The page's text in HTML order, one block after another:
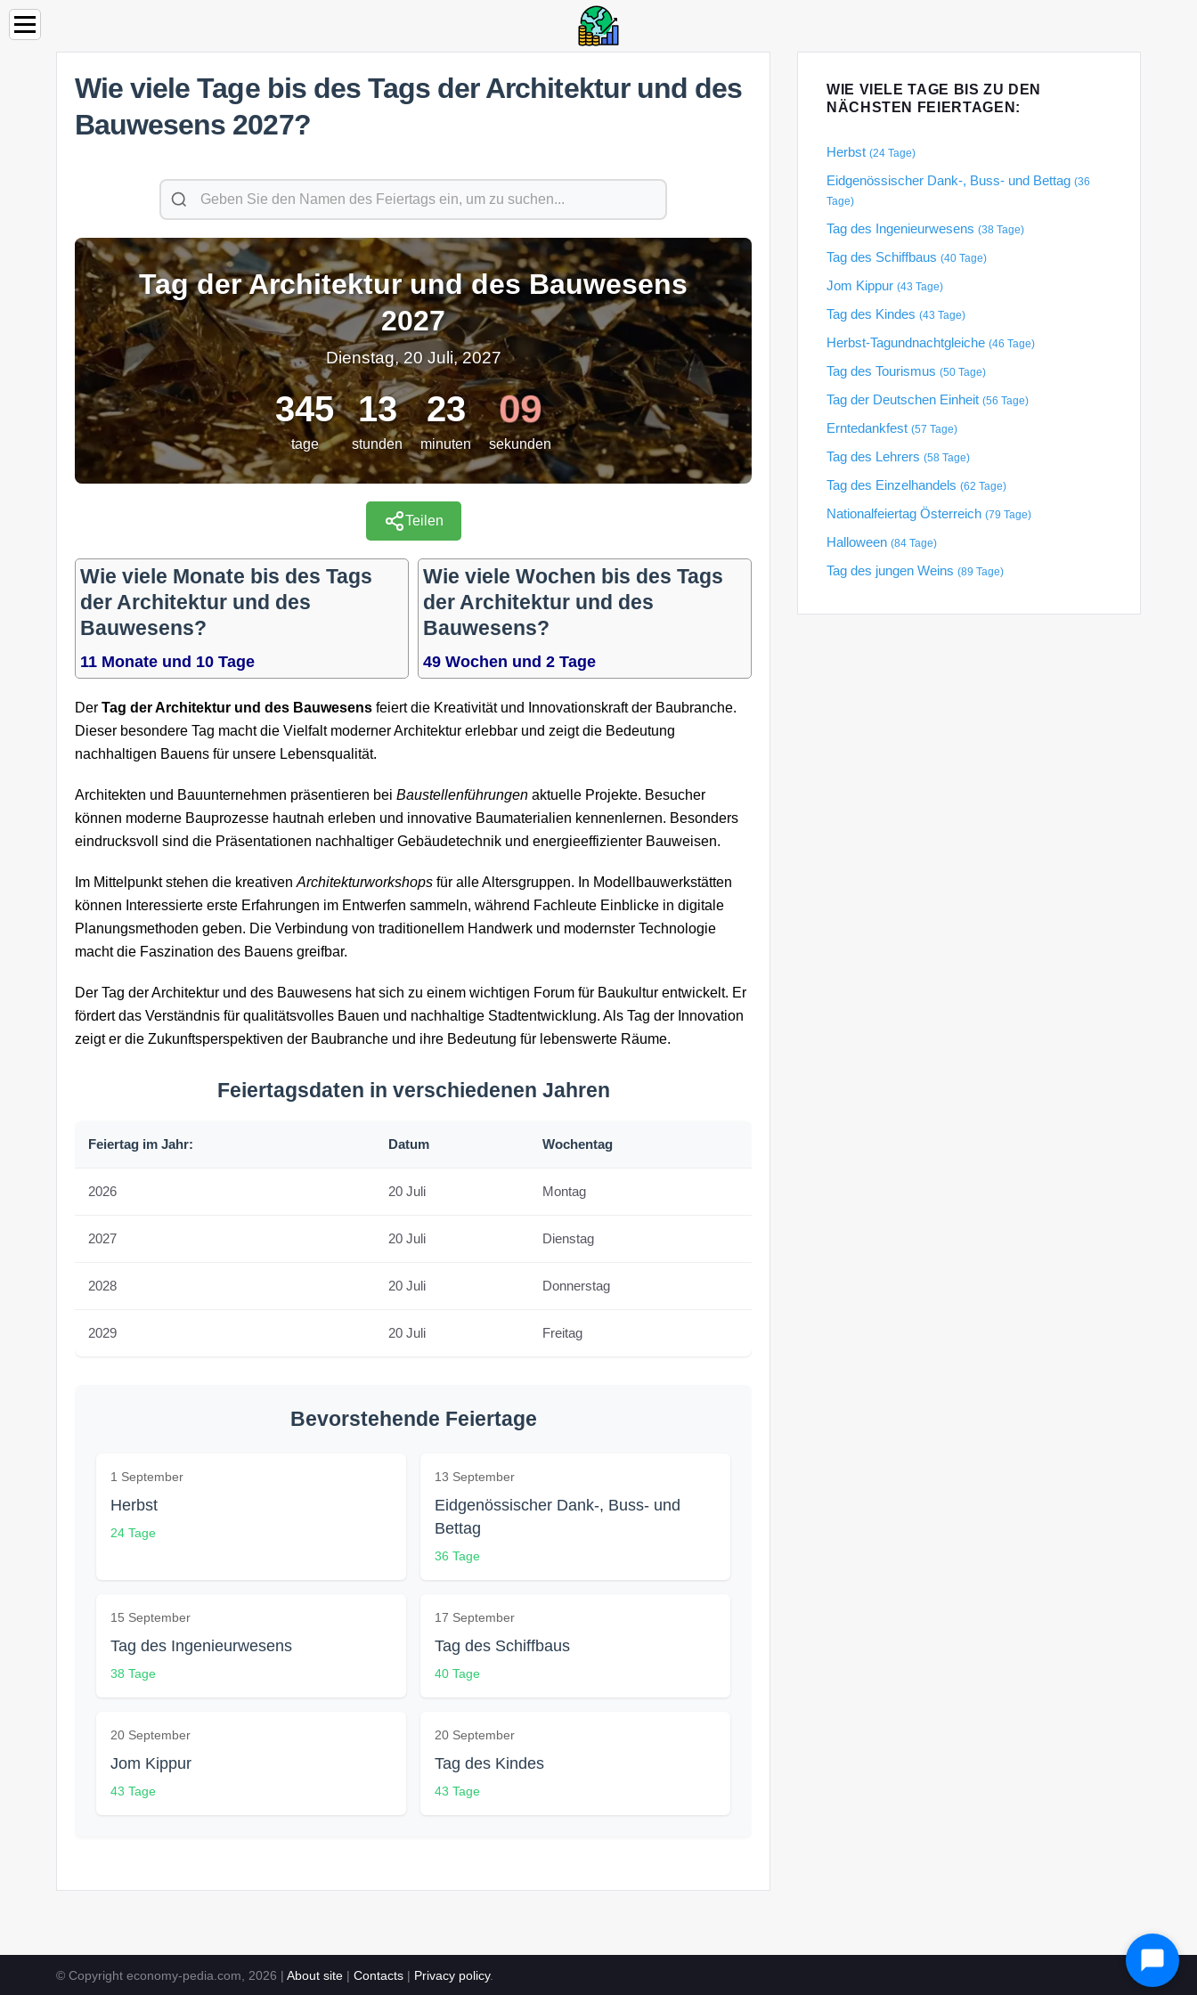
Wie viele Tage bis des Tags der Architektur und des
Bauwesens 2027?
Tag der Architektur und des Bauwesens
2027
Dienstag, 20 Juli, 2027
345
tage
13
stunden
23
minuten
08
sekunden
Teilen
Wie viele Monate bis des Tags
der Architektur und des
Bauwesens?
11 Monate und 10 Tage
Wie viele Wochen bis des Tags
der Architektur und des
Bauwesens?
49 Wochen und 2 Tage
Der Tag der Architektur und des Bauwesens feiert die Kreativität und Innovationskraft der Baubranche.
Dieser besondere Tag macht die Vielfalt moderner Architektur erlebbar und zeigt die Bedeutung
nachhaltigen Bauens für unsere Lebensqualität.
Architekten und Bauunternehmen präsentieren bei Baustellenführungen aktuelle Projekte. Besucher
können moderne Bauprozesse hautnah erleben und innovative Baumaterialien kennenlernen. Besonders
eindrucksvoll sind die Präsentationen nachhaltiger Gebäudetechnik und energieeffizienter Bauweisen.
Im Mittelpunkt stehen die kreativen Architekturworkshops für alle Altersgruppen. In Modellbauwerkstätten
können Interessierte erste Erfahrungen im Entwerfen sammeln, während Fachleute Einblicke in digitale
Planungsmethoden geben. Die Verbindung von traditionellem Handwerk und modernster Technologie
macht die Faszination des Bauens greifbar.
Der Tag der Architektur und des Bauwesens hat sich zu einem wichtigen Forum für Baukultur entwickelt. Er
fördert das Verständnis für qualitätsvolles Bauen und nachhaltige Stadtentwicklung. Als Tag der Innovation
zeigt er die Zukunftsperspektiven der Baubranche und ihre Bedeutung für lebenswerte Räume.
Feiertagsdaten in verschiedenen Jahren
Feiertag im Jahr: Datum Wochentag
2026 20 Juli Montag
2027 20 Juli Dienstag
2028 20 Juli Donnerstag
2029 20 Juli Freitag
Bevorstehende Feiertage
1 September
Herbst
24 Tage
13 September
Eidgenössischer Dank-, Buss- und
Bettag
36 Tage
15 September
Tag des Ingenieurwesens
38 Tage
17 September
Tag des Schiffbaus
40 Tage
20 September
Jom Kippur
43 Tage
20 September
Tag des Kindes
43 Tage
WIE VIELE TAGE BIS ZU DEN
NÄCHSTEN FEIERTAGEN:
Herbst (24 Tage)
Eidgenössischer Dank-, Buss- und Bettag (36
Tage)
Tag des Ingenieurwesens (38 Tage)
Tag des Schiffbaus (40 Tage)
Jom Kippur (43 Tage)
Tag des Kindes (43 Tage)
Herbst-Tagundnachtgleiche (46 Tage)
Tag des Tourismus (50 Tage)
Tag der Deutschen Einheit (56 Tage)
Erntedankfest (57 Tage)
Tag des Lehrers (58 Tage)
Tag des Einzelhandels (62 Tage)
Nationalfeiertag Österreich (79 Tage)
Halloween (84 Tage)
Tag des jungen Weins (89 Tage)
© Copyright economy-pedia.com, 2026 | About site | Contacts | Privacy policy.